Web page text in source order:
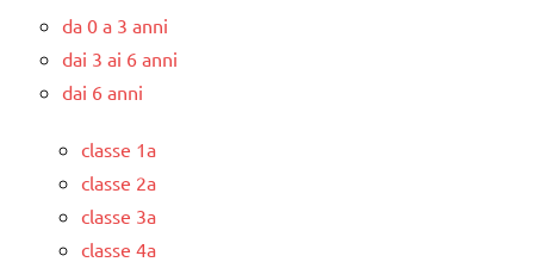
da 0 a 3 anni
dai 3 ai 6 anni
dai 6 anni
classe 1a
classe 2a
classe 3a
classe 4a